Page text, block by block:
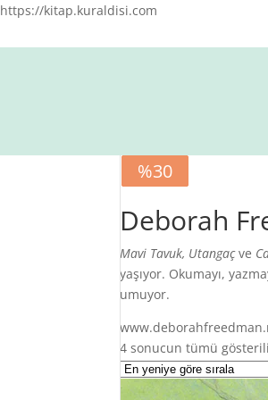
https://kitap.kuraldisi.com
Deborah
Mavi Tavuk, Utangaçve
yaşıyor. Okumayı,
umuyor.
4 sonucun tümü
%30
%30
%30